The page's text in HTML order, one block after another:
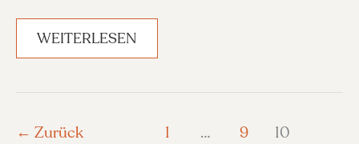
BAND
WEITERLESEN
← Zurück 1 … 9 10